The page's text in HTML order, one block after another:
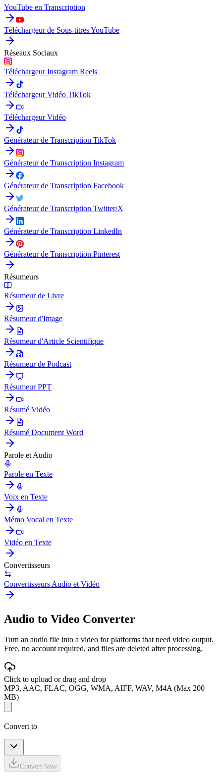
YouTube en Transcription
Téléchargeur de Sous-titres YouTube
Réseaux Sociaux
Téléchargeur Instagram Reels
Téléchargeur Vidéo TikTok
Téléchargeur Vidéo
Générateur de Transcription TikTok
Générateur de Transcription Instagram
Générateur de Transcription Facebook
Générateur de Transcription Twitter/X
Générateur de Transcription LinkedIn
Générateur de Transcription Pinterest
Résumeurs
Résumeur de Livre
Résumeur d'Image
Résumeur d'Article Scientifique
Résumeur de Podcast
Résumeur PPT
Résumé Vidéo
Résumé Document Word
Parole et Audio
Parole en Texte
Voix en Texte
Mémo Vocal en Texte
Vidéo en Texte
Convertisseurs
Convertisseurs Audio et Vidéo
Audio to Video Converter
Turn an audio file into a video for platforms that need video output.
Free, no account required, and files are deleted after processing.
Click to upload or drag and drop
MP3, AAC, FLAC, OGG, WMA, AIFF, WAV, M4A (Max 200
MB)
Convert to
Convert Now